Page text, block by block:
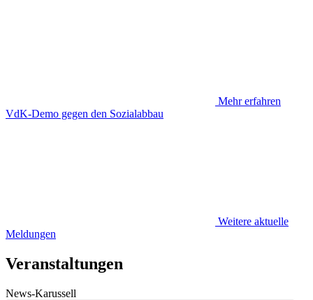
Mehr erfahren
VdK-Demo gegen den Sozialabbau
Weitere aktuelle
Meldungen
Veranstaltungen
News-Karussell